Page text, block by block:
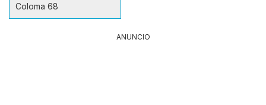
Coloma 68
ANUNCIO